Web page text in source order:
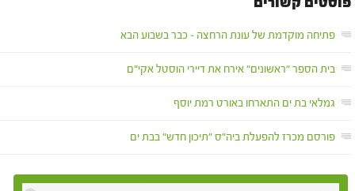
פתיחה מוקדמת של עונת הרחצה – כבר בשבוע הבא
בית הספר "ראשונים" אירח את דיירי הוסטל אקי"ם
גמלאי בת ים התארחו באורט רמת יוסף
פורסם מכרז להפעלת ביה"ס "תיכון חדש" בבת ים